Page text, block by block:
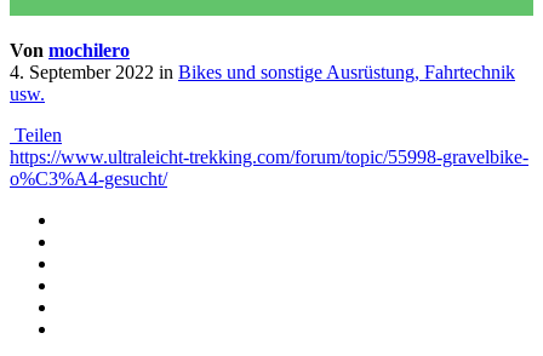
Von mochilero
4. September 2022 in Bikes und sonstige Ausrüstung, Fahrtechnik
usw.
Teilen
https://www.ultraleicht-trekking.com/forum/topic/55998-gravelbike-
o%C3%A4-gesucht/